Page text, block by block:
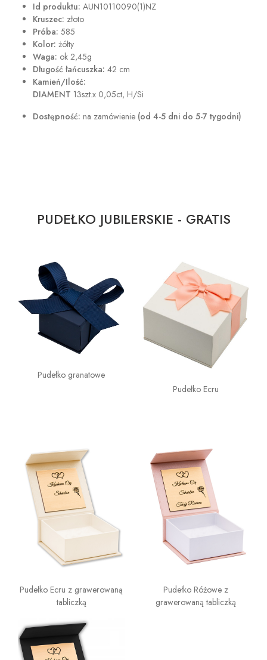
Id produktu: AUN10110090(1)NZ
Kruszec: złoto
Próba: 585
Kolor: żółty
Waga: ok 2,45g
Długość łańcuszka: 42 cm
Kamień/Ilość:
DIAMENT 13szt.x 0,05ct, H/Si
Dostępność: na zamówienie (od 4-5 dni do 5-7 tygodni)
PUDEŁKO JUBILERSKIE - GRATIS
Pudełko granatowe
Pudełko Ecru
Pudełko Ecru z grawerowaną
tabliczką
Pudełko Różowe z
grawerowaną tabliczką